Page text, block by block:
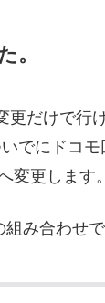
。
更だけで行
でにドコ
変更します。
組み合わせ